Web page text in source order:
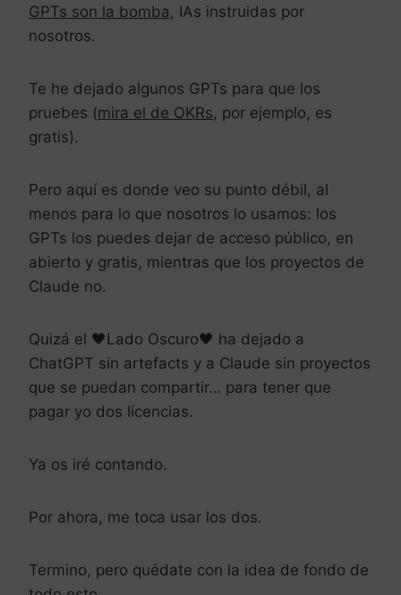
GPTs son la bomba , IAs instruidas por
nosotros.
Te he dejado algunos GPTs para que los
pruebes (mira el de OKRs, por ejemplo, es
gratis).
Pero aquí es donde veo su punto débil, al
menos para lo que nosotros lo usamos: los
GPTs los puedes dejar de acceso público, en
abierto y gratis, mientras que los proyectos de
Claude no.
Quizá el 🖤Lado Oscuro🖤 ha dejado a
ChatGPT sin artefacts y a Claude sin proyectos
que se puedan compartir… para tener que
pagar yo dos licencias.
Ya os iré contando.
Por ahora, me toca usar los dos.
Termino, pero quédate con la idea de fondo de